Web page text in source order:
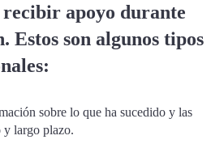
recibir apoyo durante
Estos son algunos tipos
sobre lo que ha sucedido y las
y largo plazo.